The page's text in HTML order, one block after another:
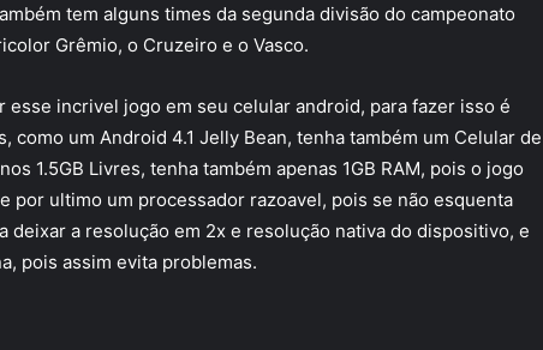
tem alguns times da segunda divisão do campeonato
Grêmio, o Cruzeiro e o Vasco.
esse incrivel jogo em seu celular android, para fazer isso é
como um Android 4.1 Jelly Bean, tenha também um Celular de
1.5GB Livres, tenha também apenas 1GB RAM, pois o jogo
por ultimo um processador razoavel, pois se não esquenta
deixar a resolução em 2x e resolução nativa do dispositivo, e
pois assim evita problemas.